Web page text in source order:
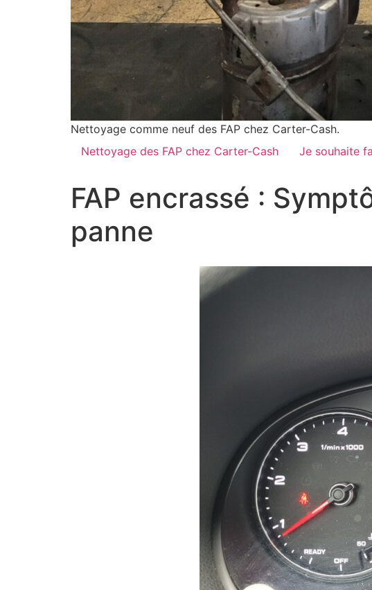
Nettoyage comme neuf des FAP chez Carter-Cash.
Nettoyage des FAP chez Carter-Cash
Je souhaite
FAP encrassé :
panne